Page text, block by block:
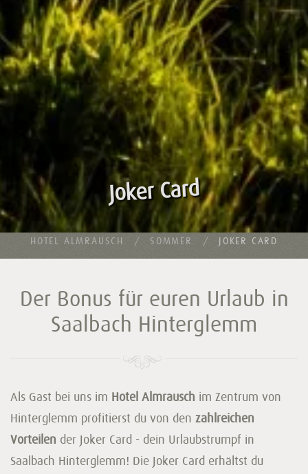
Joker Card
HOTEL ALMRAUSCH SOMMER JOKER CARD
Der Bonus für euren Urlaub in
Saalbach Hinterglemm
Als Gast bei uns im Hotel Almrausch im Zentrum von
Hinterglemm profitierst du von den zahlreichen
Vorteilen der Joker Card - dein Urlaubstrumpf in
Saalbach Hinterglemm! Die Joker Card erhältst du